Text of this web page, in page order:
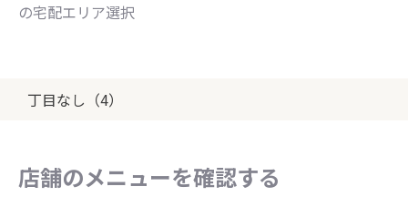
の宅配エリア選択
丁目なし（4）
店舗のメニューを確認する